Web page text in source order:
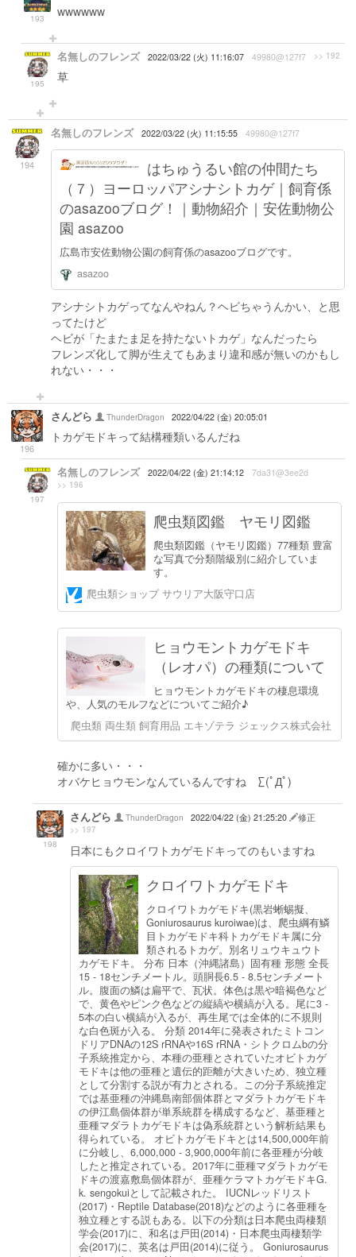
193 wwwwww
195
名無しのフレンズ 2022/03/22 (火) 11:16:07 49980@127f7 >> 192
草
194
名無しのフレンズ 2022/03/22 (火) 11:15:55 49980@127f7
はちゅうるい館の仲間たち
（７）ヨーロッパアシナシトカゲ｜飼育係
のasazooブログ！｜動物紹介｜安佐動物公
園 asazoo
広島市安佐動物公園の飼育係のasazooブログです。
asazoo
アシナシトカゲってなんやねん？ヘビちゃうんかい、と思
ってたけど
ヘビが「たまたま足を持たないトカゲ」なんだったら
フレンズ化して脚が生えてもあまり違和感が無いのかもし
れない・・・
196
さんどら ThunderDragon 2022/04/22 (金) 20:05:01
トカゲモドキって結構種類いるんだね
197
名無しのフレンズ 2022/04/22 (金) 21:14:12 7da31@3ee2d
>> 196
爬虫類図鑑 ヤモリ図鑑
爬虫類図鑑（ヤモリ図鑑）77種類 豊富
な写真で分類階級別に紹介していま
す。
爬虫類ショップ サウリア大阪守口店
ヒョウモントカゲモドキ
（レオパ）の種類について
ヒョウモントカゲモドキの棲息環境
や、人気のモルフなどについてご紹介♪
爬虫類 両生類 飼育用品 エキゾテラ ジェックス株式会社
確かに多い・・・
オバケヒョウモンなんているんですね ∑(ﾟДﾟ)
198
さんどら ThunderDragon 2022/04/22 (金) 21:25:20 修正
>> 197
日本にもクロイワトカゲモドキってのもいますね
クロイワトカゲモドキ
クロイワトカゲモドキ(黒岩蜥蜴擬、
Goniurosaurus kuroiwae)は、爬虫綱有鱗
目トカゲモドキ科トカゲモドキ属に分
類されるトカゲ。別名リュウキュウト
カゲモドキ。 分布 日本（沖縄諸島）固有種 形態 全長
15 - 18センチメートル。頭胴長6.5 - 8.5センチメート
ル。腹面の鱗は扁平で、瓦状。体色は黒や暗褐色など
で、黄色やピンク色などの縦縞や横縞が入る。尾に3 -
5本の白い横縞が入るが、再生尾では全体的に不規則
な白色斑が入る。 分類 2014年に発表されたミトコン
ドリアDNAの12S rRNAや16S rRNA・シトクロムbの分
子系統推定から、本種の亜種とされていたオビトカゲ
モドキは他の亜種と遺伝的距離が大きいため、独立種
として分割する説が有力とされる。この分子系統推定
では基亜種の沖縄島南部個体群とマダラトカゲモドキ
の伊江島個体群が単系統群を構成するなど、基亜種と
亜種マダラトカゲモドキは偽系統群という解析結果も
得られている。 オビトカゲモドキとは14,500,000年前
に分岐し、6,000,000 - 3,900,000年前に各亜種が分岐
したと推定されている。2017年に亜種マダラトカゲモ
ドキの渡嘉敷島個体群が、亜種ケラマトカゲモドキG.
k. sengokuiとして記載された。 IUCNレッドリスト
(2017)・Reptile Database(2018)などのように各亜種を
独立種とする説もある。以下の分類は日本爬虫両棲類
学会(2017)に、和名は戸田(2014)・日本爬虫両棲類学
会(2017)に、英名は戸田(2014)に従う。 Goniurosaurus